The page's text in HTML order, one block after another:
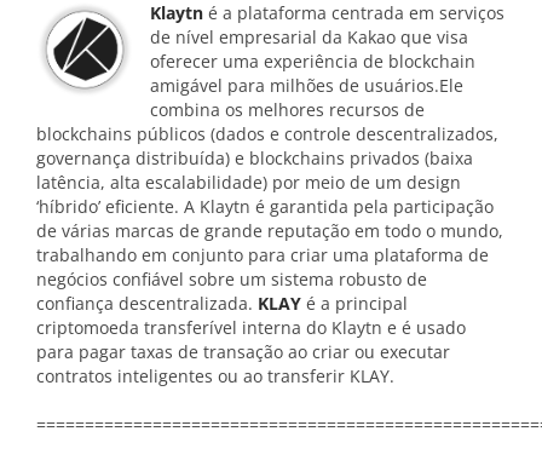
Klaytn é a plataforma centrada em serviços
de nível empresarial da Kakao que visa
oferecer uma experiência de blockchain
amigável para milhões de usuários.Ele
combina os melhores recursos de
blockchains públicos (dados e controle descentralizados,
governança distribuída) e blockchains privados (baixa
latência, alta escalabilidade) por meio de um design
‘híbrido’ eficiente. A Klaytn é garantida pela participação
de várias marcas de grande reputação em todo o mundo,
trabalhando em conjunto para criar uma plataforma de
negócios confiável sobre um sistema robusto de
confiança descentralizada. KLAY é a principal
criptomoeda transferível interna do Klaytn e é usado
para pagar taxas de transação ao criar ou executar
contratos inteligentes ou ao transferir KLAY.